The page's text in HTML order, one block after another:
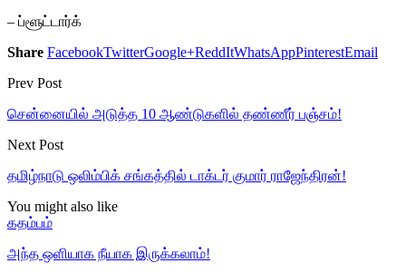
– ப்ளூட்டார்க்
Share FacebookTwitterGoogle+ReddItWhatsAppPinterestEmail
Prev Post
சென்னையில் அடுத்த 10 ஆண்டுகளில் தண்ணீர் பஞ்சம்!
Next Post
தமிழ்நாடு ஒலிம்பிக் சங்கத்தில் டாக்டர் குமார் ராஜேந்திரன்!
You might also like
கதம்பம்
அந்த ஒளியாக நீயாக இருக்கலாம்!